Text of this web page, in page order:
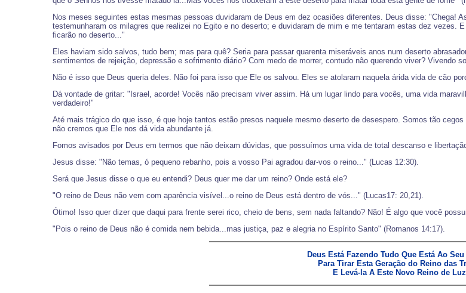
Nos meses seguintes estas mesmas pessoas duvidaram de Deus em dez ocasiões diferentes. Deus disse: "Chega!
testemunharam os milagres que realizei no Egito e no deserto; e duvidaram de mim e me tentaram estas dez vezes.
ficarão no deserto..."
Eles haviam sido salvos, tudo bem; mas para quê? Seria para passar quarenta miseráveis anos num deserto
sentimentos de rejeição, depressão e sofrimento diário? Com medo de morrer, contudo não querendo viver? Vivendo
Não é isso que Deus queria deles. Não foi para isso que Ele os salvou. Eles se atolaram naquela árida vida de cão
Dá vontade de gritar: "Israel, acorde! Vocês não precisam viver assim. Há um lugar lindo para vocês, uma vida
verdadeiro!"
Até mais trágico do que isso, é que hoje tantos estão presos naquele mesmo deserto de desespero. Somos tão
não cremos que Ele nos dá vida abundante já.
Fomos avisados por Deus em termos que não deixam dúvidas, que possuímos uma vida de total descanso e
Jesus disse: "Não temas, ó pequeno rebanho, pois a vosso Pai agradou dar-vos o reino..." (Lucas 12:30).
Será que Jesus disse o que eu entendi? Deus quer me dar um reino? Onde está ele?
"O reino de Deus não vem com aparência visível...o reino de Deus está dentro de vós..." (Lucas17: 20,21).
Ótimo! Isso quer dizer que daqui para frente serei rico, cheio de bens, sem nada faltando? Não! É algo que você
"Pois o reino de Deus não é comida nem bebida...mas justiça, paz e alegria no Espírito Santo" (Romanos 14:17).
Deus Está Fazendo Tudo Que Está Ao
Para Tirar Esta Geração do Reino das
E Levá-la A Este Novo Reino de